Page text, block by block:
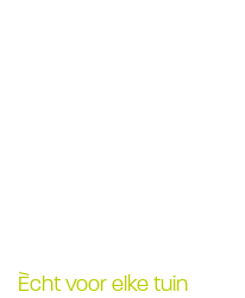
Ècht voor elke tuin